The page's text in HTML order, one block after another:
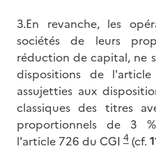
3.En revanche, les
sociétés de leurs
réduction de capital, ne
dispositions de
assujetties aux
classiques des titres
proportionnels de 3
l'article 726 du CGI 4 (cf.